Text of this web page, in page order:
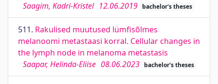
Saagim, Kadri-Kristel 12.06.2019 bachelor's theses
511. Rakulised muutused lümfisõlmes
melanoomi metastaasi korral. Cellular changes in
the lymph node in melanoma metastasis
Saapar, Helinda-Eliise 08.06.2023 bachelor's theses